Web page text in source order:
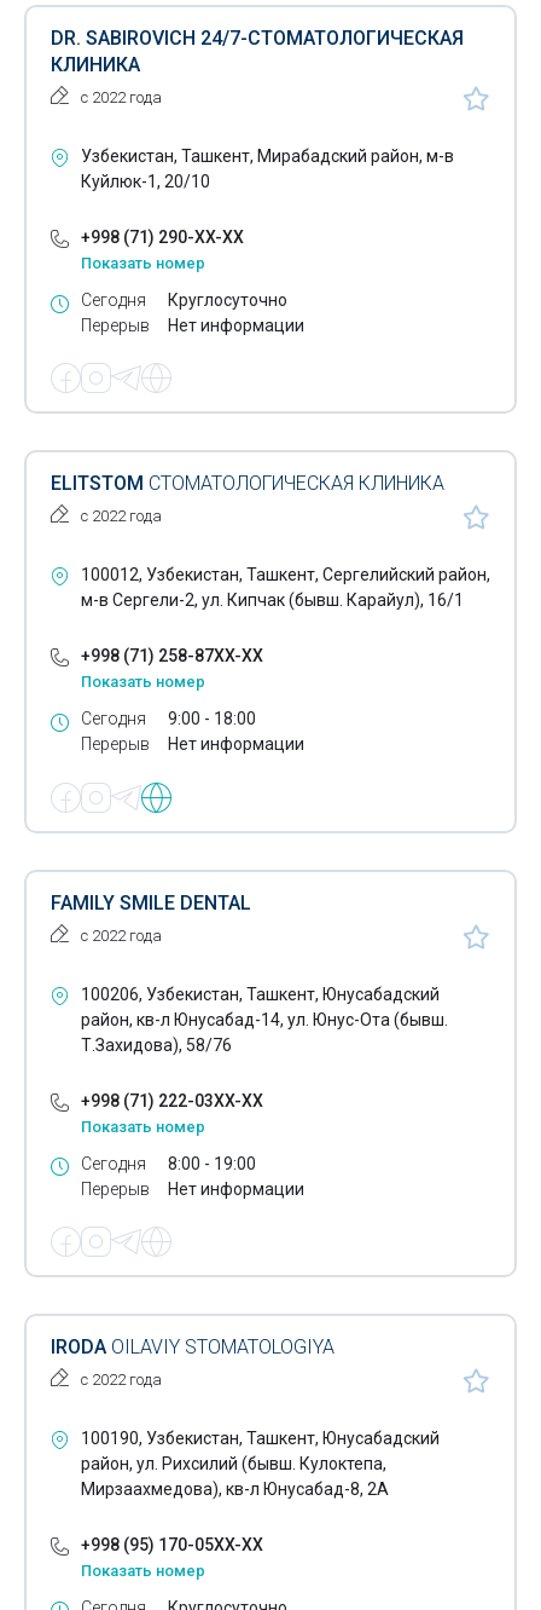
DR. SABIROVICH 24/7-СТОМАТОЛОГИЧЕСКАЯ
КЛИНИКА
с 2022 года
Узбекистан, Ташкент, Мирабадский район, м-в
Куйлюк-1, 20/10
+998 (71) 290-XX-XX
Показать номер
Сегодня
Перерыв
Круглосуточно
Нет информации
ELITSTOM СТОМАТОЛОГИЧЕСКАЯ КЛИНИКА
с 2022 года
100012, Узбекистан, Ташкент, Сергелийский район,
м-в Сергели-2, ул. Кипчак (бывш. Карайул), 16/1
+998 (71) 258-87XX-XX
Показать номер
Сегодня
Перерыв
9:00 - 18:00
Нет информации
FAMILY SMILE DENTAL
с 2022 года
100206, Узбекистан, Ташкент, Юнусабадский
район, кв-л Юнусабад-14, ул. Юнус-Ота (бывш.
Т.Захидова), 58/76
+998 (71) 222-03XX-XX
Показать номер
Сегодня
Перерыв
8:00 - 19:00
Нет информации
IRODA OILAVIY STOMATOLOGIYA
с 2022 года
100190, Узбекистан, Ташкент, Юнусабадский
район, ул. Рихсилий (бывш. Кулоктепа,
Мирзаахмедова), кв-л Юнусабад-8, 2А
+998 (95) 170-05XX-XX
Показать номер